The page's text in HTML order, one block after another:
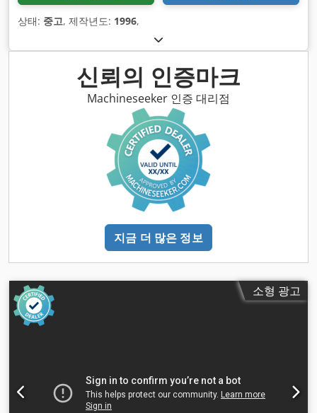
상태: 중고, 제작년도: 1996,
신뢰의 인증마크
Machineseeker 인증 대리점
지금 더 많은 정보
소형 광고